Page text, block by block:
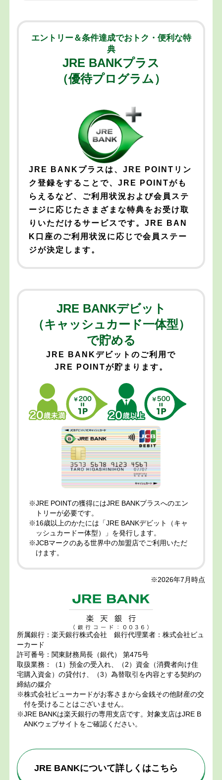
エントリー＆条件達成でおトク・便利な特
典
JRE BANKプラス
（優待プログラム）
JRE BANKプラスは、JRE POINTリン
ク登録をすることで、JRE POINTがも
らえるなど、ご利用状況および会員ステ
ージに応じたさまざまな特典をお受け取
りいただけるサービスです。JRE BAN
K口座のご利用状況に応じで会員ステー
ジが決定します。
JRE BANKデビット
（キャッシュカード一体型）
で貯める
JRE BANKデビットのご利用で
JRE POINTが貯まります。
※JRE POINTの獲得にはJRE BANKプラスへのエン
トリーが必要です。
※16歳以上のかたには「JRE BANKデビット（キャ
ッシュカードー体型）」を発行します。
※JCBマークのある世界中の加盟店でご利用いただ
けます。
※2026年7月時点
所属銀行：楽天銀行株式会社 銀行代理業者：株式会社ビュ
ーカード
許可番号：関東財務局長（銀代） 第475号
取扱業務：（1）預金の受入れ、（2）資金（消費者向け住
宅購入資金）の貸付け、（3）為替取引を内容とする契約の
締結の媒介
※株式会社ビューカードがお客さまから金銭その他財産の交
付を受けることはございません。
※JRE BANKは楽天銀行の専用支店です。対象支店はJRE B
ANKウェブサイトをご確認ください。
JRE BANKについて詳しくはこちら